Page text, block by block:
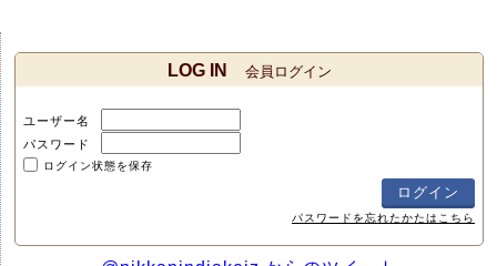
LOG IN 会員ログイン
ユーザー名
パスワード
ログイン状態を保存
パスワードを忘れたかたはこちら